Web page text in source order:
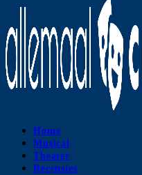
Home
Musical
Theater
Recensies